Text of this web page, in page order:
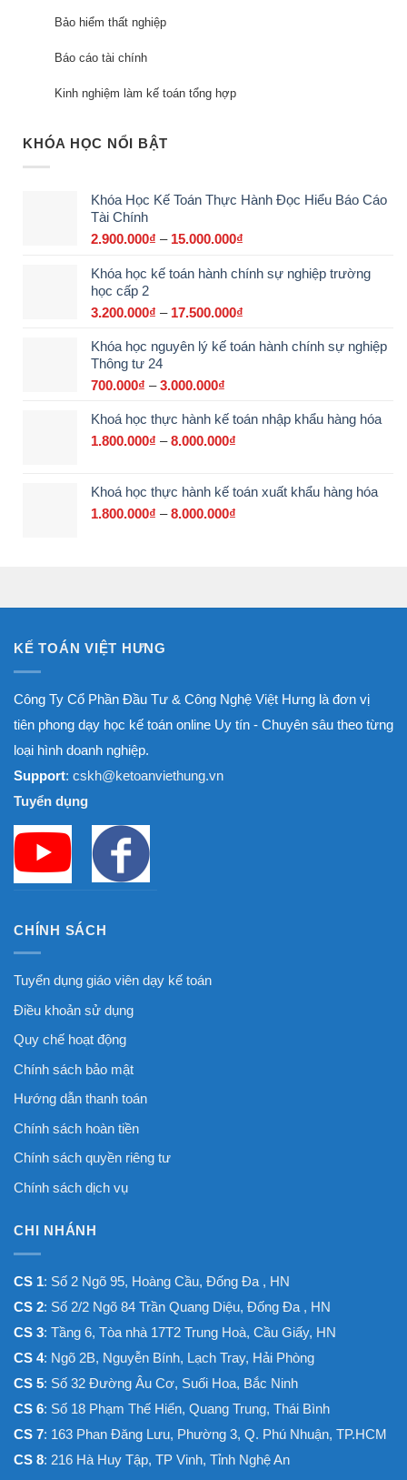
Bảo hiểm thất nghiệp
Báo cáo tài chính
Kinh nghiệm làm kế toán tổng hợp
KHÓA HỌC NỔI BẬT
Khóa Học Kế Toán Thực Hành Đọc Hiểu Báo Cáo
Tài Chính
2.900.000₫ – 15.000.000₫
từ
Khóa học kế toán hành chính sự nghiệp trường
học cấp 2
3.200.000₫ – 17.500.000₫
từ
Khóa học nguyên lý kế toán hành chính sự nghiệp
Thông tư 24
700.000₫ – 3.000.000₫
từ
700.000₫
Khoá học thực hành kế toán nhập khẩu hàng hóa
1.800.000₫ – 8.000.000₫
1.800.000₫
Khoá học thực hành kế toán xuất khẩu hàng hóa
1.800.000₫ – 8.000.000₫
KẾ TOÁN VIỆT HƯNG
Công Ty Cổ Phần Đầu Tư & Công Nghệ Việt Hưng là đơn vị
tiên phong dạy học kế toán online Uy tín - Chuyên sâu theo từng
loại hình doanh nghiệp.
Support: cskh@ketoanviethung.vn
Tuyển dụng
CHÍNH SÁCH
Tuyển dụng giáo viên dạy kế toán
Điều khoản sử dụng
Quy chế hoạt động
Chính sách bảo mật
Hướng dẫn thanh toán
Chính sách hoàn tiền
Chính sách quyền riêng tư
Chính sách dịch vụ
CHI NHÁNH
CS 1: Số 2 Ngõ 95, Hoàng Cầu, Đống Đa , HN
CS 2: Số 2/2 Ngõ 84 Trần Quang Diệu, Đống Đa , HN
CS 3: Tầng 6, Tòa nhà 17T2 Trung Hoà, Cầu Giấy, HN
CS 4: Ngõ 2B, Nguyễn Bính, Lạch Tray, Hải Phòng
CS 5: Số 32 Đường Âu Cơ, Suối Hoa, Bắc Ninh
CS 6: Số 18 Phạm Thế Hiển, Quang Trung, Thái Bình
CS 7: 163 Phan Đăng Lưu, Phường 3, Q. Phú Nhuận, TP.HCM
CS 8: 216 Hà Huy Tập, TP Vinh, Tỉnh Nghệ An